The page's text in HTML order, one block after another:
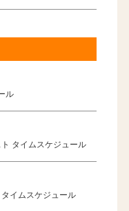
ル
タイムスケジュール
イムスケジュール